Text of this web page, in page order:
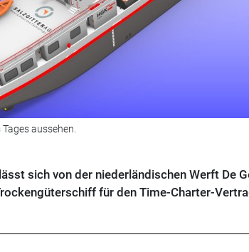
aussehen.
sich von der niederländischen Werft De
für den Time-Charter-